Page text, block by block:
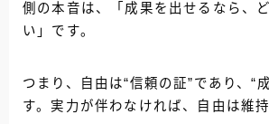
側の本音は、「成果を出せるなら、
い」です。
つまり、自由は“信頼の証”であり、“
す。実力が伴わなければ、自由は維